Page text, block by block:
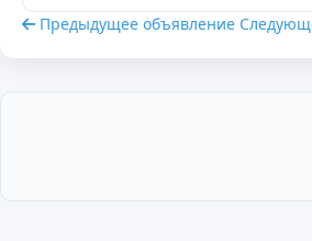
Предыдущее объявление